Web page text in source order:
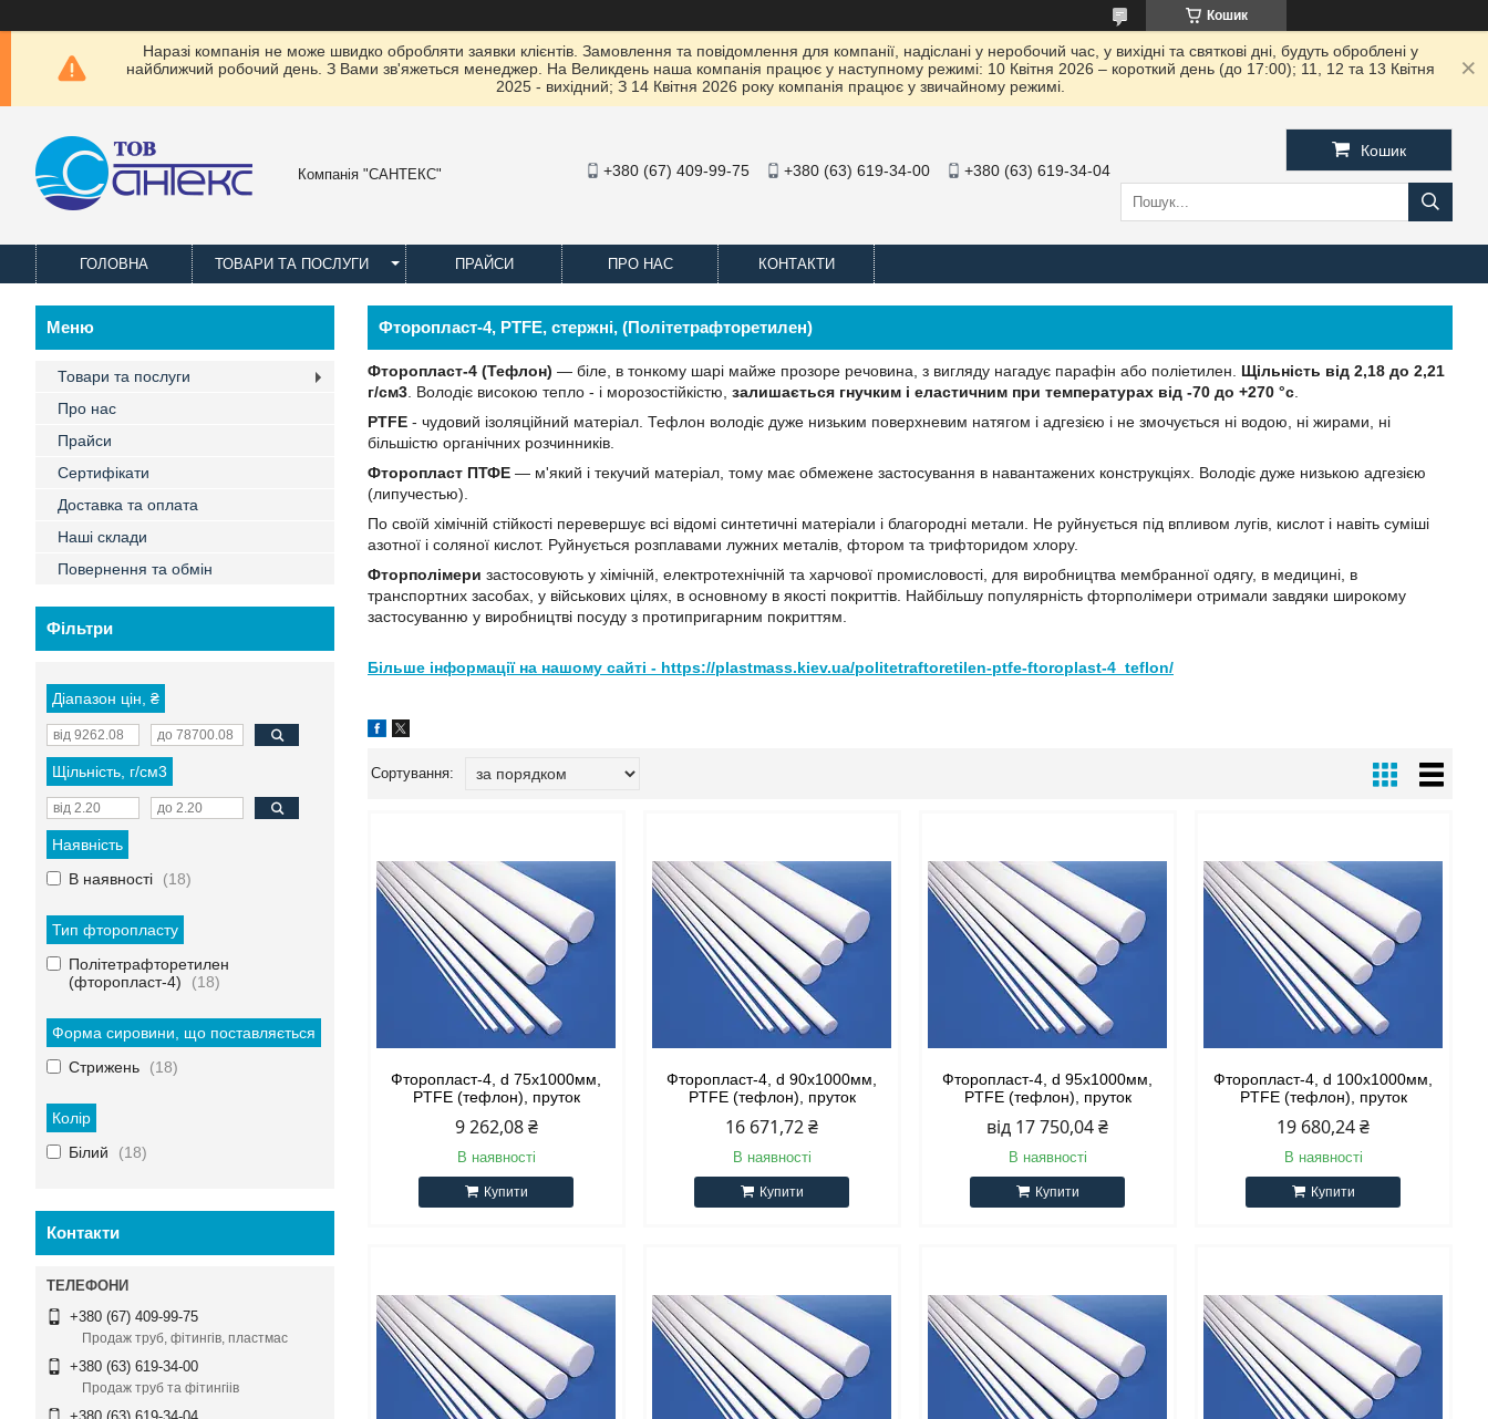
Кошик
Наразі компанія не може швидко обробляти заявки клієнтів. Замовлення та повідомлення для компанії, надіслані у неробочий час, у вихідні та святкові дні, будуть оброблені у
найближчий робочий день. З Вами зв'яжеться менеджер. На Великдень наша компанія працює у наступному режимі: 10 Квітня 2026 – короткий день (до 17:00); 11, 12 та 13 Квітня
2025 - вихідний; З 14 Квітня 2026 року компанія працює у звичайному режимі.
Компанія "САНТЕКС" +380 (67) 409-99-75 +380 (63) 619-34-00 +380 (63) 619-34-04
Кошик
ГОЛОВНА ТОВАРИ ТА ПОСЛУГИ ПРАЙСИ ПРО НАС КОНТАКТИ
Фторопласт-4, PTFE, стержні, (Політетрафторетилен)
Фторопласт-4 (Тефлон) — біле, в тонкому шарі майже прозоре речовина, з вигляду нагадує парафін або поліетилен. Щільність від 2,18 до 2,21
г/см3 . Володіє високою тепло - і морозостійкістю, залишається гнучким і еластичним при температурах від -70 до +270 °с
PTFE - чудовий ізоляційний матеріал. Тефлон володіє дуже низьким поверхневим натягом і адгезією і не змочується ні водою, ні жирами, ні
більшістю органічних розчинників.
Фторопласт ПТФЕ — м'який і текучий матеріал, тому має обмежене застосування в навантажених конструкціях. Володіє дуже низькою адгезією
(липучестью).
По своїй хімічній стійкості перевершує всі відомі синтетичні матеріали і благородні метали. Не руйнується під впливом лугів, кислот і навіть суміші
азотної і соляної кислот. Руйнується розплавами лужних металів, фтором та трифторидом хлору.
Фторполімери застосовують у хімічній, електротехнічній та харчової промисловості, для виробництва мембранної одягу, в медицині, в
транспортних засобах, у військових цілях, в основному в якості покриттів. Найбільшу популярність фторполімери отримали завдяки широкому
застосуванню у виробництві посуду з протипригарним покриттям.
Більше інформації на нашому сайті - https://plastmass.kiev.ua/politetraftoretilen-ptfe-ftoroplast-4_teflon/
Фторопласт-4, d 75х1000мм,
PTFE (тефлон), пруток
9 262,08 ₴
В наявності
Купити
Фторопласт-4, d 90х1000мм,
PTFE (тефлон), пруток
16 671,72 ₴
В наявності
Купити
Фторопласт-4, d 95х1000мм,
PTFE (тефлон), пруток
від 17 750,04 ₴
В наявності
Купити
Фторопласт-4, d 100х1000мм,
PTFE (тефлон), пруток
19 680,24 ₴
В наявності
Купити
Товари та послуги
Про нас
Прайси
Сертифікати
Доставка та оплата
Наші склади
Повернення та обмін
Фільтри
Діапазон цін, ₴
Щільність, г/см3
Наявність
В наявності
18
Тип фторопласту
Політетрафторетилен
(фторопласт-4)
18
Форма сировини, що поставляється
Стрижень
18
Колір
Білий
18
Контакти
+380 (67) 409-99-75
Продаж труб, фітингів, пластмас
+380 (63) 619-34-00
Продаж труб та фітингіів